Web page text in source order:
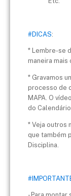
#DICAS:
* Lembre-se
maneira mais
* Gravamos
processo de
MAPA. O
do
* Veja outros
que também
Disciplina.